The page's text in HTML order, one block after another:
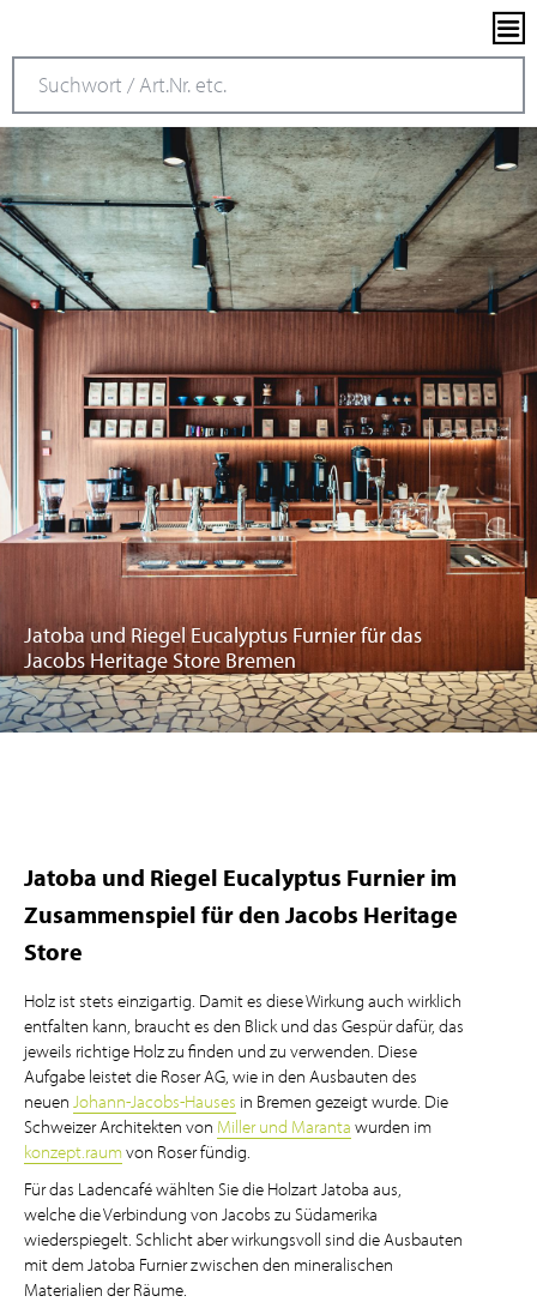
Jatoba und Riegel Eucalyptus Furnier für das
Jacobs Heritage Store Bremen
Jatoba und Riegel Eucalyptus Furnier im
Zusammenspiel für den Jacobs Heritage
Store
Holz ist stets einzigartig. Damit es diese Wirkung auch wirklich
entfalten kann, braucht es den Blick und das Gespür dafür, das
jeweils richtige Holz zu finden und zu verwenden. Diese
Aufgabe leistet die Roser AG, wie in den Ausbauten des
neuen Johann-Jacobs-Hauses in Bremen gezeigt wurde. Die
Schweizer Architekten von Miller und Maranta wurden im
konzept.raumvon Roser fündig.
Für das Ladencafé wählten Sie die Holzart Jatoba aus,
welche die Verbindung von Jacobs zu Südamerika
wiederspiegelt. Schlicht aber wirkungsvoll sind die Ausbauten
mit dem Jatoba Furnier zwischen den mineralischen
Materialien der Räume.